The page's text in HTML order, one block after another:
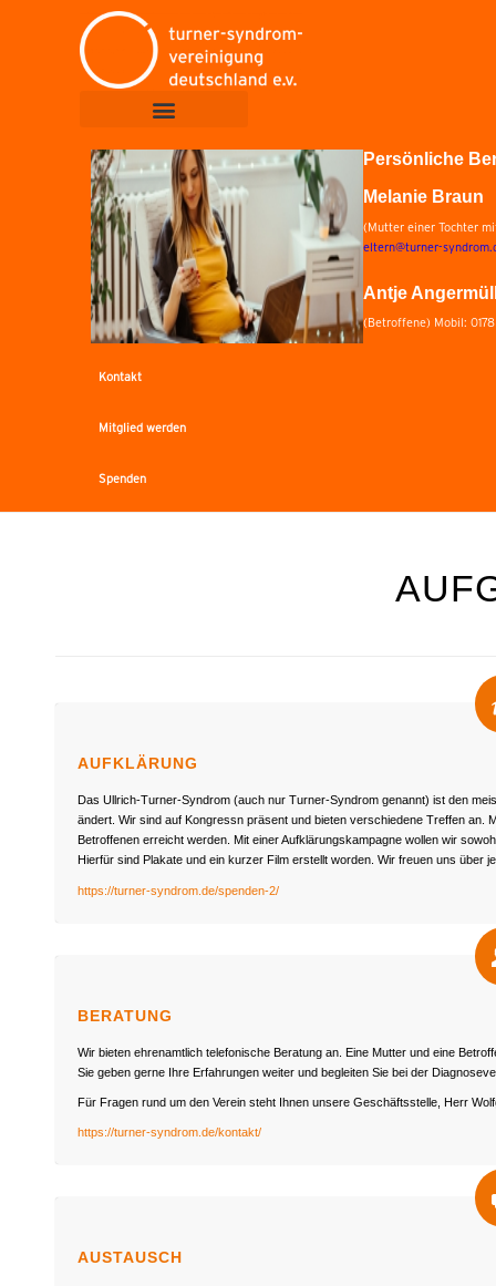
Persönliche
Melanie Braun
(Mutter einer Tochter
eltern@turner-
Antje
(Betroffene) Mobil:
Kontakt
Mitglied werden
Spenden
AUFKLÄRUNG
Das Ullrich-Turner-Syndrom (auch nur Turner-Syndrom genannt) ist den
ändert. Wir sind auf Kongressn präsent und bieten verschiedene Treffen an.
Betroffenen erreicht werden. Mit einer Aufklärungskampagne wollen wir
Hierfür sind Plakate und ein kurzer Film erstellt worden. Wir freuen uns über
https://turner-syndrom.de/spenden-2/
BERATUNG
Wir bieten ehrenamtlich telefonische Beratung an. Eine Mutter und eine
Sie geben gerne Ihre Erfahrungen weiter und begleiten Sie bei der
Für Fragen rund um den Verein steht Ihnen unsere Geschäftsstelle, Herr
https://turner-syndrom.de/kontakt/
AUSTAUSCH